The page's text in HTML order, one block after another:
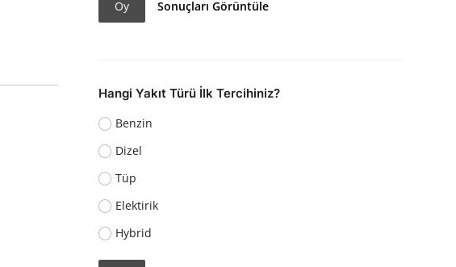
Oy Sonuçları Görüntüle
Hangi Yakıt Türü İlk Tercihiniz?
Benzin
Dizel
Tüp
Elektirik
Hybrid